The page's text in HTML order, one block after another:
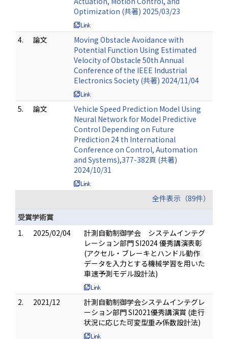
Optimization (共著) 2025/03/23
4. 論文
Moving Obstacle Avoidance with
Potential Function Using Estimated
Velocity of Obstacle 50th Annual
Conference of the IEEE Industrial
Electronics Society (共著) 2024/11/04
5. 論文
Vehicle Speed Prediction Model Using
Neural Network for Model Predictive
Control Depending on Future
Prediction 24 th International
Conference on Control, Automation
and Systems),377-382頁 (共著)
2024/10/31
全件表示（89件）
受賞学術賞
1.
2025/02/04
計測自動制御学会 システムインテグ
レーション部門 SI2024 優秀講演表彰
(アクセル・ブレーキとハンドル動作
データを入力とする機械学習を用いた
車速予測モデル設計法)
2. 2021/12
計測自動制御学会システムインテグレ
ーション部門 SI2021優秀講演賞 (走行
状況に応じた可変型重み係数設計法)